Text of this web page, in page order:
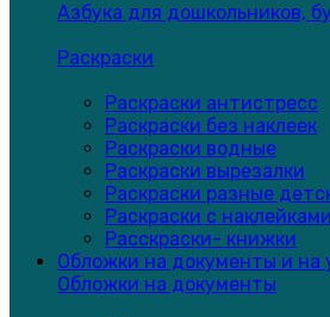
Азбука для дошкольников,
Раскраски
Раскраски антистресс
Раскраски без наклеек
Раскраски водные
Раскраски вырезалки
Раскраски разные
Раскраски с наклейками
Расскраски- книжки
Обложки на документы и на
Обложки на документы